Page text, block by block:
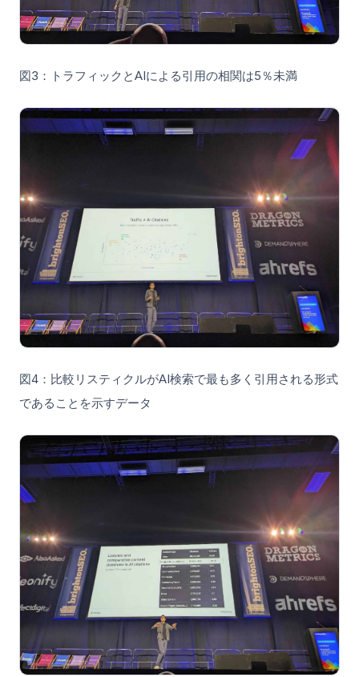
図3：トラフィックとAIによる引用の相関は5％未満
図4：比較リスティクルがAI検索で最も多く引用される形式
であることを示すデータ